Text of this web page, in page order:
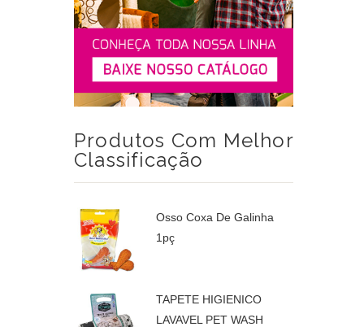
Produtos Com Melhor
Classificação
Osso Coxa De Galinha
1pç
TAPETE HIGIENICO
LAVAVEL PET WASH